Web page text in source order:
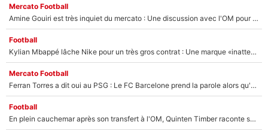
Mercato Football
Amine Gouiri est très inquiet du mercato : Une discussion avec l'OM pour acter son transfert !
Football
Kylian Mbappé lâche Nike pour un très gros contrat : Une marque «inattendue» va frapper très fort
Mercato Football
Ferran Torres a dit oui au PSG : Le FC Barcelone prend la parole alors qu'un transfert de l'attaquant espagnol prend forme
Football
En plein cauchemar après son transfert à l'OM, Quinten Timber raconte ses doutes après sa signature à Marseille